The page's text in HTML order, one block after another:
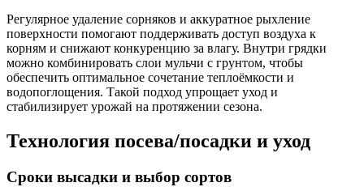
Регулярное удаление сорняков и аккуратное рыхление
поверхности помогают поддерживать доступ воздуха к
корням и снижают конкуренцию за влагу. Внутри грядки
можно комбинировать слои мульчи с грунтом, чтобы
обеспечить оптимальное сочетание теплоёмкости и
водопоглощения. Такой подход упрощает уход и
стабилизирует урожай на протяжении сезона.
Технология посева/посадки и уход
Сроки высадки и выбор сортов